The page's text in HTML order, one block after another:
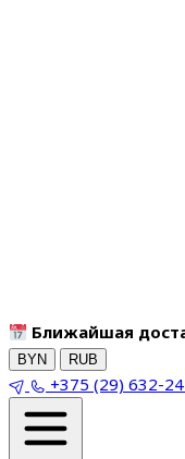
Ближайшая
BYN RUB
+375 (29) 632-